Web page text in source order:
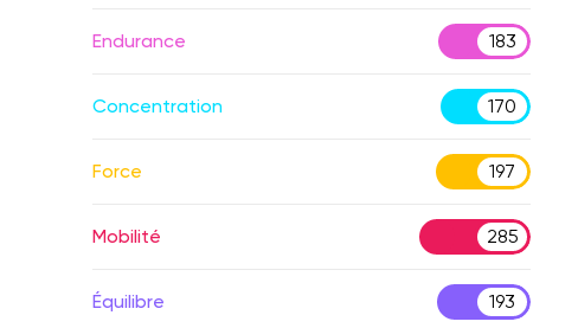
Endurance 183
Concentration 170
Force 197
Mobilité 285
Équilibre 193